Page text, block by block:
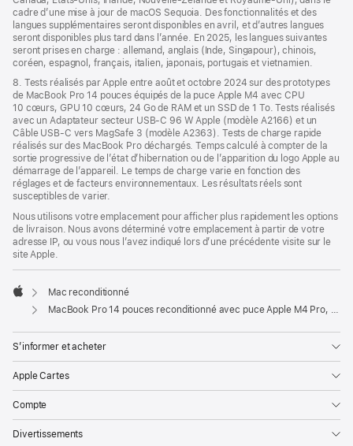
cadre d’une mise à jour de macOS Sequoia. Des fonctionnalités et des
langues supplémentaires seront disponibles en avril, et d’autres langues
seront disponibles plus tard dans l’année. En 2025, les langues suivantes
seront prises en charge : allemand, anglais (Inde, Singapour), chinois,
coréen, espagnol, français, italien, japonais, portugais et vietnamien.
8. Tests réalisés par Apple entre août et octobre 2024 sur des prototypes
de MacBook Pro 14 pouces équipés de la puce Apple M4 avec CPU
10 cœurs, GPU 10 cœurs, 24 Go de RAM et un SSD de 1 To. Tests réalisés
avec un Adaptateur secteur USB-C 96 W Apple (modèle A2166) et un
Câble USB-C vers MagSafe 3 (modèle A2363). Tests de charge rapide
réalisés sur des MacBook Pro déchargés. Temps calculé à compter de la
sortie progressive de l’état d’hibernation ou de l’apparition du logo Apple au
démarrage de l’appareil. Le temps de charge varie en fonction des
réglages et de facteurs environnementaux. Les résultats réels sont
susceptibles de varier.
Nous utilisons votre emplacement pour afficher plus rapidement les options
de livraison. Nous avons déterminé votre emplacement à partir de votre
adresse IP, ou vous nous l’avez indiqué lors d’une précédente visite sur le
site Apple.
Apple
Mac reconditionné
MacBook Pro 14 pouces reconditionné avec puce Apple M4 Pro, CPU 12 cœurs et GPU 16 cœurs - Noir sidéral
S’informer et acheter
Apple Cartes
Compte
Divertissements